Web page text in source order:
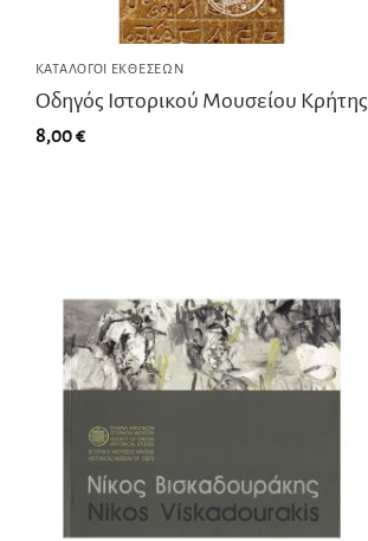
ΚΑΤΆΛΟΓΟΙ ΕΚΘΈΣΕΩΝ
Οδηγός Ιστορικού Μουσείου Κρήτης
8,00€